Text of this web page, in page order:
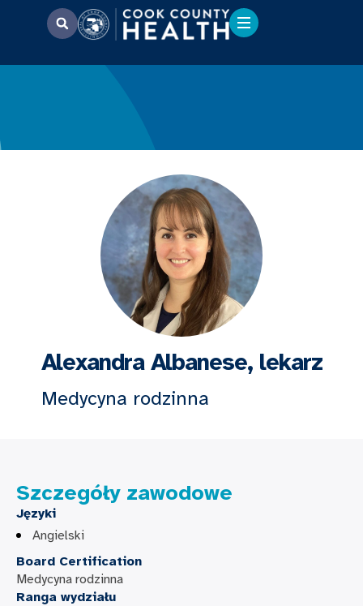
Alexandra Albanese, lekarz
Medycyna rodzinna
Szczegóły zawodowe
Języki
Angielski
Board Certification
Medycyna rodzinna
Ranga wydziału